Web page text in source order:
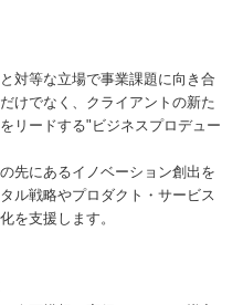
対等な立場で事業課題に向き合
けでなく、クライアントの新た
リードする"ビジネスプロデュー
先にあるイノベーション創出を
ル戦略やプロダクト・サービス
を支援します。